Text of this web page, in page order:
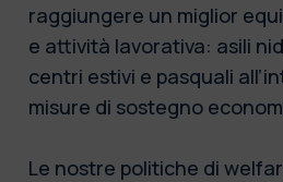
raggiungere un miglior
e attività lavorativa: asili
centri estivi e pasquali
misure di sostegno
Le nostre politiche di